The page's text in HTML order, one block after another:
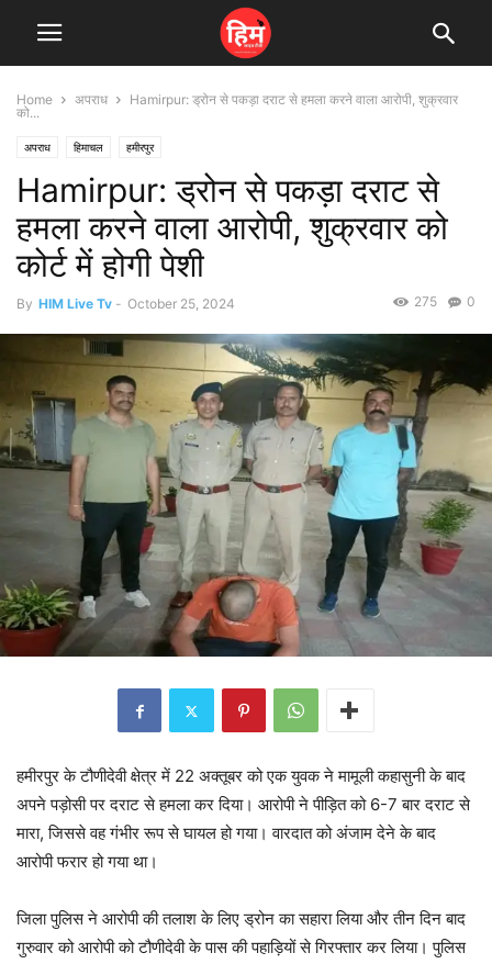
Home अपराध
Hamirpur: ड्रोन से पकड़ा दराट से हमला करने वाला आरोपी, शुक्रवार
को...
अपराध हिमाचल हमीरपुर
Hamirpur: ड्रोन से पकड़ा दराट से
हमला करने वाला आरोपी, शुक्रवार को
कोर्ट में होगी पेशी
By HIM Live Tv - October 25, 2024 0
275
हमीरपुर के टौणीदेवी क्षेत्र में 22 अक्तूबर को एक युवक ने मामूली कहासुनी के बाद
अपने पड़ोसी पर दराट से हमला कर दिया। आरोपी ने पीड़ित को 6-7 बार दराट से
मारा, जिससे वह गंभीर रूप से घायल हो गया। वारदात को अंजाम देने के बाद
आरोपी फरार हो गया था।
जिला पुलिस ने आरोपी की तलाश के लिए ड्रोन का सहारा लिया और तीन दिन बाद
गुरुवार को आरोपी को टौणीदेवी के पास की पहाड़ियों से गिरफ्तार कर लिया। पुलिस